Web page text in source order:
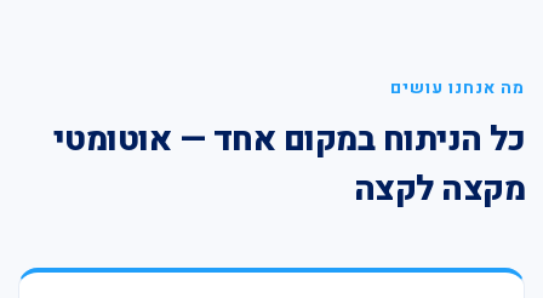
מה אנחנו עושים
כל הניתוח במקום אחד — אוטומטי
מקצה לקצה